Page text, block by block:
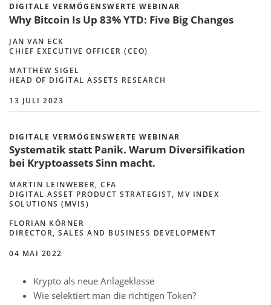
DIGITALE VERMÖGENSWERTE WEBINAR
Why Bitcoin Is Up 83% YTD: Five Big Changes
JAN VAN ECK
CHIEF EXECUTIVE OFFICER (CEO)
MATTHEW SIGEL
HEAD OF DIGITAL ASSETS RESEARCH
13 JULI 2023
DIGITALE VERMÖGENSWERTE WEBINAR
Systematik statt Panik. Warum Diversifikation
bei Kryptoassets Sinn macht.
MARTIN LEINWEBER, CFA
DIGITAL ASSET PRODUCT STRATEGIST, MV INDEX
SOLUTIONS (MVIS)
FLORIAN KÖRNER
DIRECTOR, SALES AND BUSINESS DEVELOPMENT
04 MAI 2022
Krypto als neue Anlageklasse
Wie selektiert man die richtigen Token?